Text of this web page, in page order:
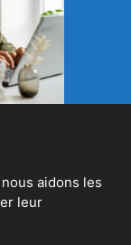
aidons les
leur